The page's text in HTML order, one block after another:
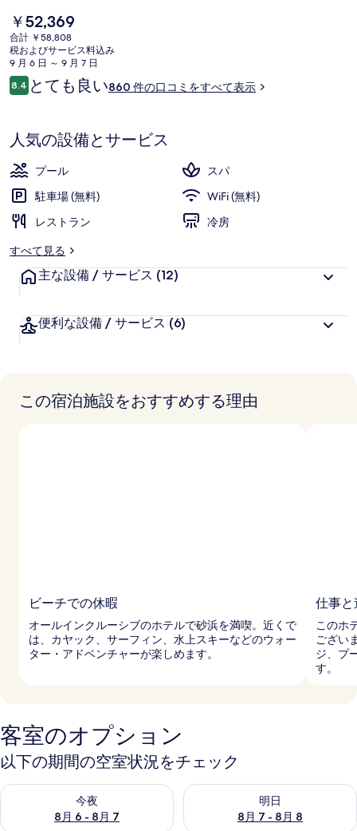
ラ
ブ
カ
ラ
ル
カ
オ
ー
では、ディナーをお召し上がりいただけます。その他の設備とし
て、このオールインクルーシブ宿泊施設には 3 か所のバー / ラウン
ジ、キッズクラブ (無料)、およびプールサイドバーが備わっていま
す。旅行者は親切なスタッフを評価しています。
現
在
の
料
金
は
す
￥52,369
合計 ￥58,808
税およびサービス料込み
9 月 6 日 ～ 9 月 7 日
口
コ
8.410段階中8.4
とても良い860 件の口コミをすべて表示
人気の設備とサービス
プール
スパ
駐車場 (無料)
WiFi (無料)
レストラン
冷房
すべて見る
主な設備 / サービス (12)
便利な設備 / サービス (6)
この宿泊施設をおすすめする理由
ビーチでの休暇
オールインクルーシブのホテルで砂浜を満喫。近くで
は、カヤック、サーフィン、水上スキーなどのウォー
ター・アドベンチャーが楽しめます。
仕事と
このホ
ござい
ジ、プ
す。
客室のオプション
以下の期間の空室状況をチェック
今夜
8月 6 - 8月 7
今夜 8月 6 - 8月 7 の空室状況をチェック
明日
8月 7 - 8月 8
明日 8月 7 - 8月 8 の空室状況